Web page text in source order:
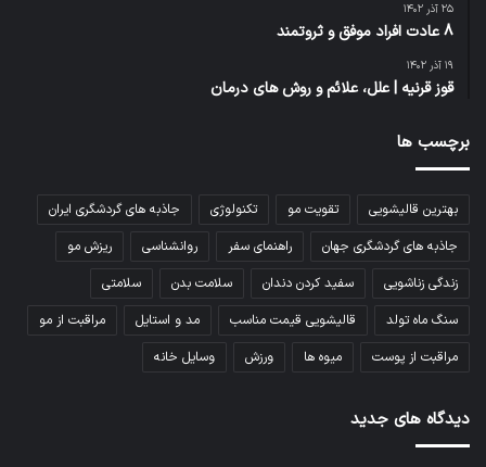
۲۵ آذر ۱۴۰۲
8 عادت افراد موفق و ثروتمند
۱۹ آذر ۱۴۰۲
قوز قرنیه | علل، علائم و روش های درمان
برچسب ها
بهترین قالیشویی تقویت مو تکنولوژی
جاذبه های گردشگری ایران
جاذبه های گردشگری جهان
راهنمای سفر روانشناسی
ریزش مو
زندگی زناشویی
سفید کردن دندان سلامت بدن
سلامتی
سنگ ماه تولد
قالیشویی قیمت مناسب مد و استایل
مراقبت از مو
مراقبت از پوست
میوه ها ورزش وسایل خانه
دیدگاه های جدید